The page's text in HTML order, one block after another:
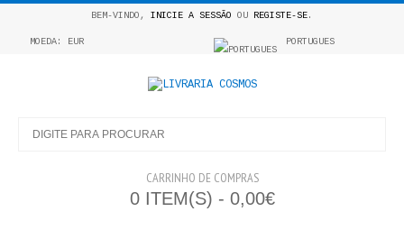
BEM-VINDO, INICIE A SESSÃO OU REGISTE-SE.
MOEDA: EUR PORTUGUES
CARRINHO DE COMPRAS
0 ITEM(S) - 0,00€